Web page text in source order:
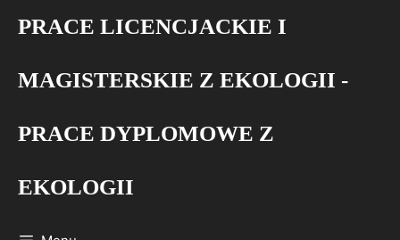
PRACE LICENCJACKIE I
MAGISTERSKIE Z EKOLOGII -
PRACE DYPLOMOWE Z
EKOLOGII